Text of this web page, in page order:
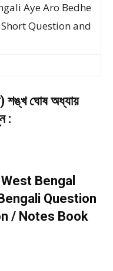
Aye Aro Bedhe
Question and
শঙ্খ ঘোষ অধ্যায়
:
West Bengal
Question
/ Notes Book